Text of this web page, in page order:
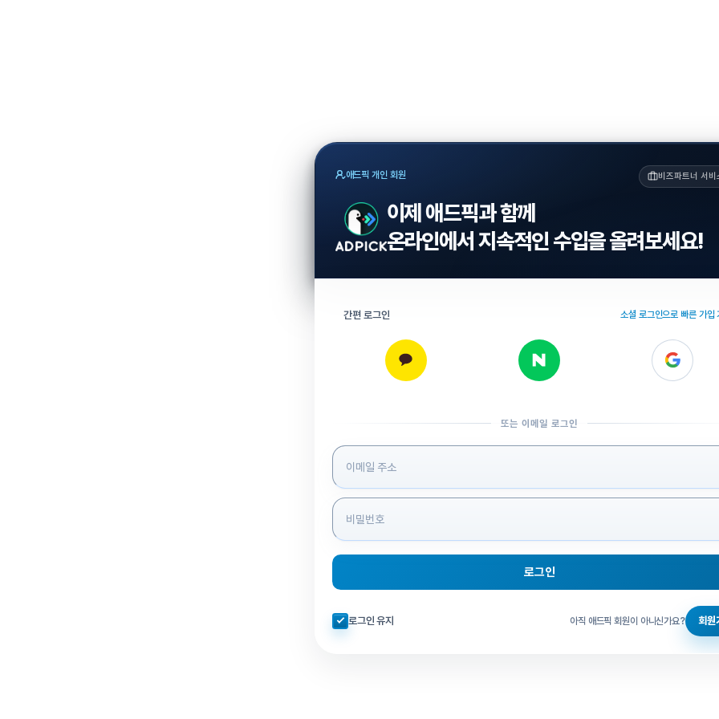
애드픽 개인 회원 비즈파트너 서비
이제 애드픽과 함께
온라인에서 지속적인 수입을 올려보세요!
간편 로그인 소셜 로그인으로 빠른 가입
또는 이메일 로그인
로그인 정보 입력
로그인
자동로그인 체크
로그인 유지 아직 애드픽 회원이 아니신가요? 회원